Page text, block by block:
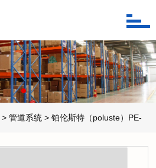
>管道系统 > 铂伦斯特（poluste）PE-